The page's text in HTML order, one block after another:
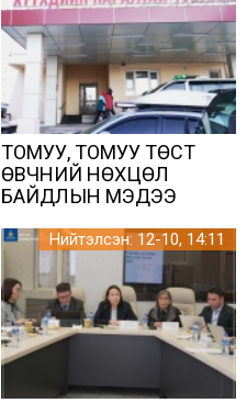
ТОМУУ, ТОМУУ ТӨСТ
ӨВЧНИЙ НӨХЦӨЛ
БАЙДЛЫН МЭДЭЭ
Нийтэлсэн: 12-10, 14:11